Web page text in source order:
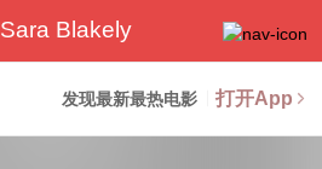
Sara Blakely
发现最新最热电影 打开App